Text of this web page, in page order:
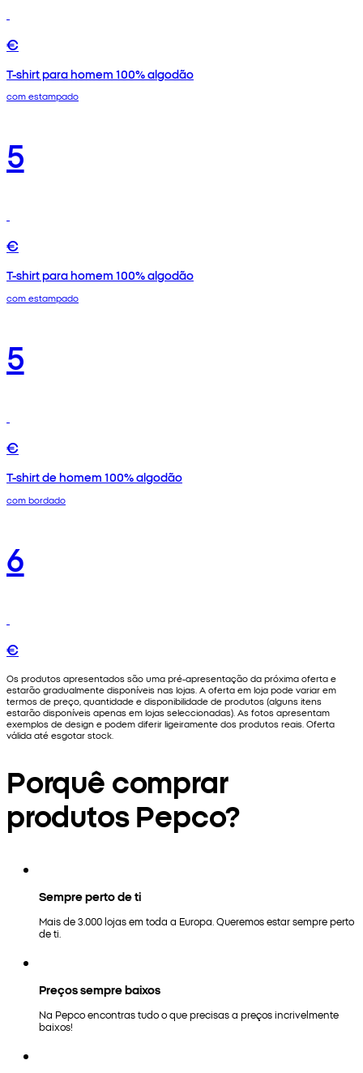
€
T-shirt para homem 100% algodão
com estampado
5
€
T-shirt para homem 100% algodão
com estampado
5
€
T-shirt de homem 100% algodão
com bordado
6
€
Os produtos apresentados são uma pré-apresentação da próxima oferta e
estarão gradualmente disponíveis nas lojas. A oferta em loja pode variar em
termos de preço, quantidade e disponibilidade de produtos (alguns itens
estarão disponíveis apenas em lojas seleccionadas). As fotos apresentam
exemplos de design e podem diferir ligeiramente dos produtos reais. Oferta
válida até esgotar stock.
Porquê comprar
produtos Pepco?
Sempre perto de ti
Mais de 3.000 lojas em toda a Europa. Queremos estar sempre perto
de ti.
Preços sempre baixos
Na Pepco encontras tudo o que precisas a preços incrivelmente
baixos!